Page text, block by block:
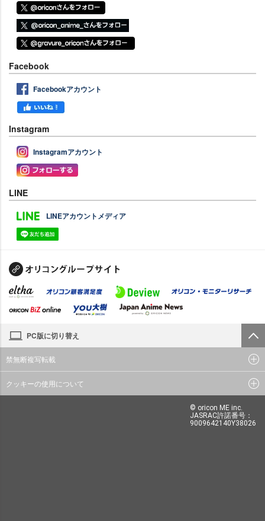
Facebook
Facebookアカウント
Instagram
Instagramアカウント
LINE
LINEアカウントメディア
PC版に切り替え
禁無断複写転載
クッキーの使用について
© oricon ME inc.
JASRAC許諾番号：
9009642140Y38026